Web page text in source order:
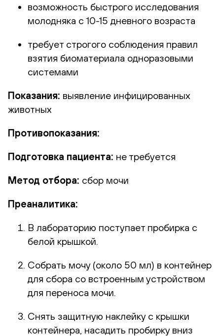
возможность быстрого исследования
молодняка с 10-15 дневного возраста
требует строгого соблюдения правил
взятия биоматериала одноразовыми
системами
Показания: выявление инфицированных
животных
Противопоказания:
Подготовка пациента: не требуется
Метод отбора: сбор мочи
Преаналитика:
В лабораторию поступает пробирка с
белой крышкой.
Собрать мочу (около 50 мл) в контейнер
для сбора со встроенным устройством
для переноса мочи.
Снять защитную наклейку с крышки
контейнера, насадить пробирку вниз